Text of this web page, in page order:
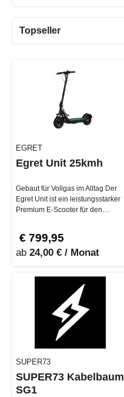
EGRET
Egret Unit 25kmh
Gebaut für Vollgas im Alltag Der
Egret Unit ist ein leistungsstarker
Premium E-Scooter für den
€ 799,95
ab 24,00 € / Monat
SUPER73
SUPER73 Kabelbaum
SG1